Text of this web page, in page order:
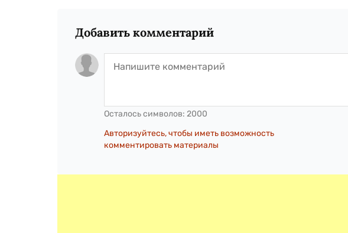
Добавить комментарий
Осталось символов: 2000
Авторизуйтесь, чтобы иметь возможность
комментировать материалы